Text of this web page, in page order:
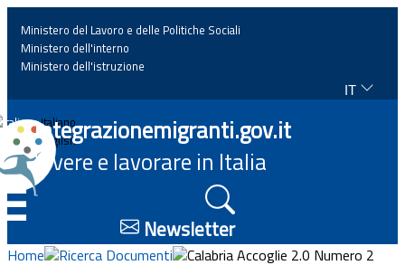
Home
News
Approfondimenti
Ministero del Lavoro e delle Politiche Sociali
Ministero dell'interno
Ministero dell'istruzione
IT
Italiano
English
Integrazionemigranti.gov.it
Vivere e lavorare in Italia
Newsletter
Home Ricerca Documenti Calabria Accoglie 2.0 Numero 2